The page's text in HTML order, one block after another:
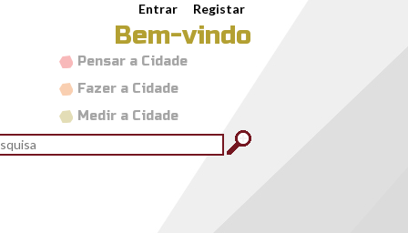
Entrar Registar
Bem-vindo
Pensar a Cidade
Fazer a Cidade
Medir a Cidade
de pesquisa